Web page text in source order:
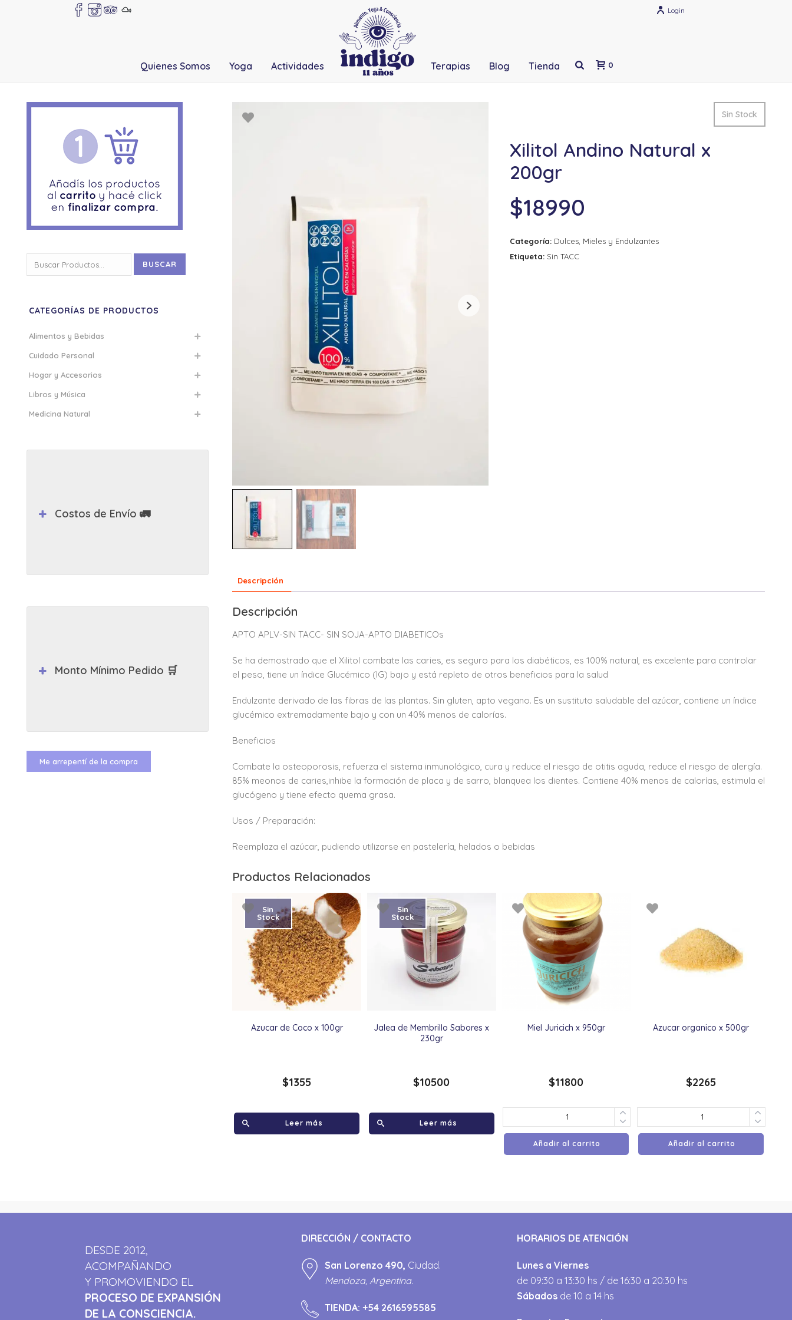
Login
Quienes Somos Yoga Actividades Terapias Blog Tienda 0
Sin Stock
Xilitol Andino Natural x
200gr
$18990
Categoría: Dulces, Mieles y Endulzantes
Etiqueta: Sin TACC
Descripción
Descripción
APTO APLV-SIN TACC- SIN SOJA-APTO DIABETICOs
Se ha demostrado que el Xilitol combate las caries, es seguro para los diabéticos, es 100% natural, es excelente para controlar
el peso, tiene un índice Glucémico (IG) bajo y está repleto de otros beneficios para la salud
Endulzante derivado de las fibras de las plantas. Sin gluten, apto vegano. Es un sustituto saludable del azúcar, contiene un índice
glucémico extremadamente bajo y con un 40% menos de calorías.
Beneficios
Combate la osteoporosis, refuerza el sistema inmunológico, cura y reduce el riesgo de otitis aguda, reduce el riesgo de alergía.
85% meonos de caries,inhibe la formación de placa y de sarro, blanquea los dientes. Contiene 40% menos de calorías, estimula el
glucógeno y tiene efecto quema grasa.
Usos / Preparación:
Reemplaza el azúcar, pudiendo utilizarse en pastelería, helados o bebidas
Productos Relacionados
Azucar de Coco x 100gr
Sin
Stock
$1355
Leer más
Jalea de Membrillo Sabores x
230gr
Sin
Stock
$10500
Leer más
Miel Juricich x 950gr
$11800
Añadir al carrito
Azucar organico x 500gr
$2265
Añadir al carrito
por:
BUSCAR
CATEGORÍAS DE PRODUCTOS
Alimentos y Bebidas
Cuidado Personal
Hogar y Accesorios
Libros y Música
Medicina Natural
Costos de Envío 🚛
Monto Mínimo Pedido 🛒
Me arrepentí de la compra
DESDE 2012,
ACOMPAÑANDO
Y PROMOVIENDO EL
PROCESO DE EXPANSIÓN
DE LA CONSCIENCIA.
DIRECCIÓN / CONTACTO
San Lorenzo 490, Ciudad.
Mendoza, Argentina.
TIENDA: +54 2616595585
HORARIOS DE ATENCIÓN
Lunes a Viernes
de 09:30 a 13:30 hs / de 16:30 a 20:30 hs
Sábados de 10 a 14 hs